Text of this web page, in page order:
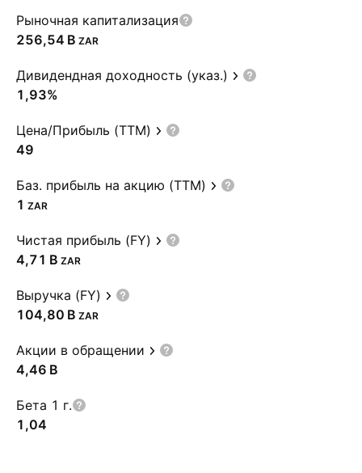
Рыночная капитализация
‪256,54 B‬ ZAR
Дивидендная доходность (указ.)
1,93%
Цена/Прибыль (TTM)
49
Баз. прибыль на акцию (TTM)
1 ZAR
Чистая прибыль (FY)
‪4,71 B‬ ZAR
Выручка (FY)
‪104,80 B‬ ZAR
Акции в обращении
‪4,46 B‬
Бета 1 г.
1,04